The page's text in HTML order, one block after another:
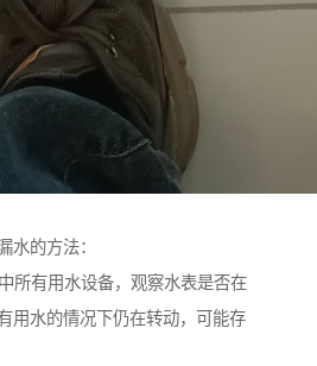
水的方法：
所有用水设备，观察水表是否在
用水的情况下仍在转动，可能存